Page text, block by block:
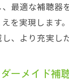
最適な補聴
を実現します
、より充実し
ーメイド補